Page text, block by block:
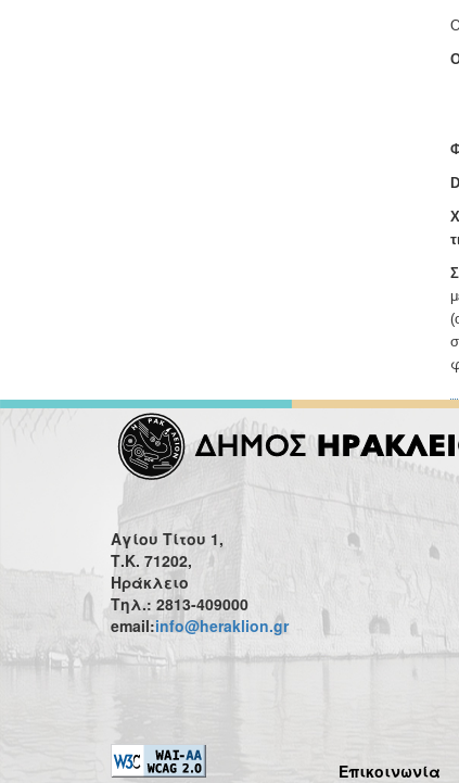
Αγίου Τίτου 1,
Τ.Κ. 71202,
Ηράκλειο
Τηλ.: 2813-409000
email:info@heraklion.gr
Επικοινωνία